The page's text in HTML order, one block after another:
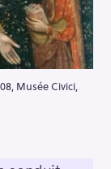
Musée Civici,